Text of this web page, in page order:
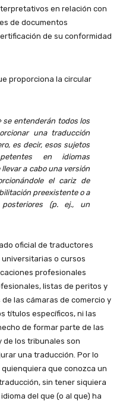
en relación con
de documentos
de su conformidad
proporciona la circular
se entenderán todos los
una traducción
es decir, esos sujetos
en idiomas
a cabo una versión
el cariz de
preexistente o a
(p. ej., un
oficial de traductores
o cursos
profesionales
listas de peritos y
las cámaras de comercio y
títulos específicos, ni las
de formar parte de las
de los tribunales son
una traducción. Por lo
quienquiera que conozca un
sin tener siquiera
del que (o al que) ha